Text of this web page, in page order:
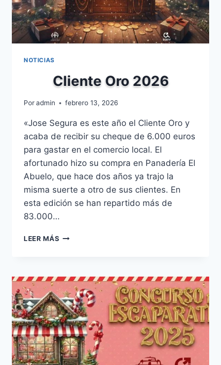
NOTICIAS
Cliente Oro 2026
Poradmin febrero 13, 2026
«Jose Segura es este año el Cliente Oro y
acaba de recibir su cheque de 6.000 euros
para gastar en el comercio local. El
afortunado hizo su compra en Panadería El
Abuelo, que hace dos años ya trajo la
misma suerte a otro de sus clientes. En
esta edición se han repartido más de
83.000…
LEER MÁS CLIENTE